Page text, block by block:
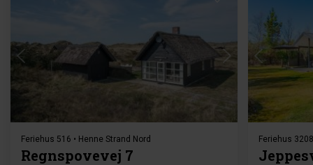
Indlæser...
Feriehus 516 • Henne Strand Nord
Regnspovevej 7
Feriehus